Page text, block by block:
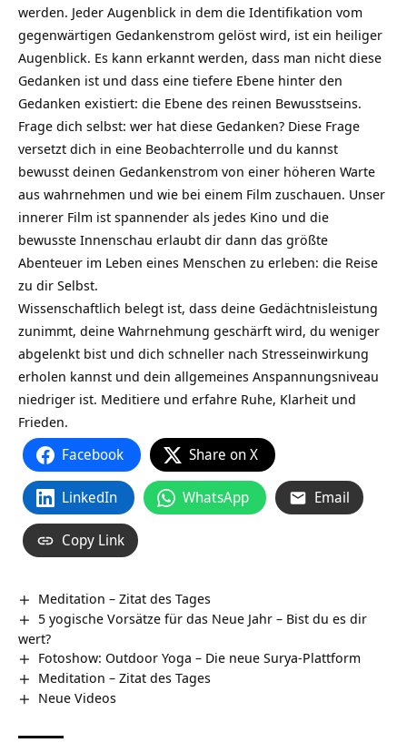
werden. Jeder Augenblick in dem die Identifikation vom
gegenwärtigen Gedankenstrom gelöst wird, ist ein heiliger
Augenblick. Es kann erkannt werden, dass man nicht diese
Gedanken ist und dass eine tiefere Ebene hinter den
Gedanken existiert: die Ebene des reinen Bewusstseins.
Frage dich selbst: wer hat diese Gedanken? Diese Frage
versetzt dich in eine Beobachterrolle und du kannst
bewusst deinen Gedankenstrom von einer höheren Warte
aus wahrnehmen und wie bei einem Film zuschauen. Unser
innerer Film ist spannender als jedes Kino und die
bewusste Innenschau erlaubt dir dann das größte
Abenteuer im Leben eines Menschen zu erleben: die Reise
zu dir Selbst.
Wissenschaftlich belegt ist, dass deine Gedächtnisleistung
zunimmt, deine Wahrnehmung geschärft wird, du weniger
abgelenkt bist und dich schneller nach Stresseinwirkung
erholen kannst und dein allgemeines Anspannungsniveau
niedriger ist. Meditiere und erfahre Ruhe, Klarheit und
Frieden.
Facebook Share on X
LinkedIn WhatsApp Email
Copy Link
Meditation – Zitat des Tages
5 yogische Vorsätze für das Neue Jahr – Bist du es dir
wert?
Fotoshow: Outdoor Yoga – Die neue Surya-Plattform
Meditation – Zitat des Tages
Neue Videos